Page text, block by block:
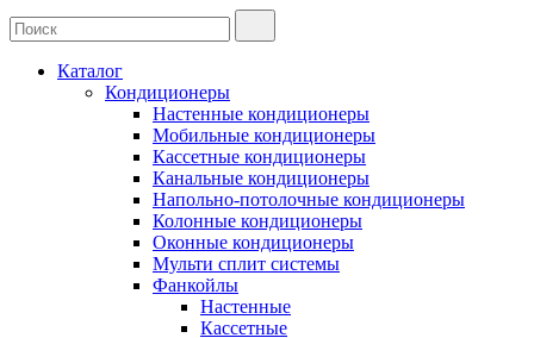
Каталог
Кондиционеры
Настенные кондиционеры
Мобильные кондиционеры
Кассетные кондиционеры
Канальные кондиционеры
Напольно-потолочные кондиционеры
Колонные кондиционеры
Оконные кондиционеры
Мульти сплит системы
Фанкойлы
Настенные
Кассетные